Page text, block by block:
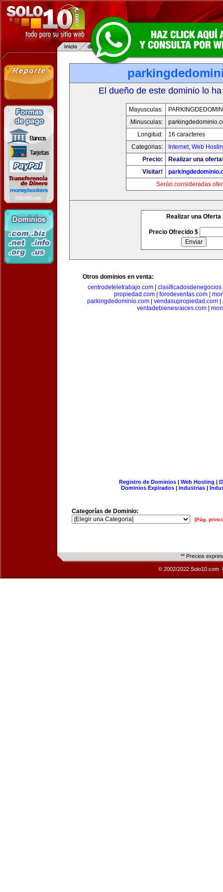
El dueño de este dominio lo
Mayusculas:
Minusculas:
Longitud:
16 caracteres
Categorias:
Internet, Web
Precio:
Realizar una
Visitar!
Serán consideradas
Realizar una Oferta
Precio Ofrecido $
Otros dominios en venta:
centrodeteletrabajo.com
propiedad.com
forodeventas.com
parkingdedominio.com| vendasupropiedad.com|
ventadebienesraices.com
Registro de Dominios| Web Hosting |
Dominios Expirados | Industrias |
Categorías de Dominio:
[Pág.
** Precios
© 2002/2022 Solo10.com